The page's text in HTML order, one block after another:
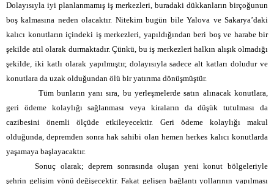
Dolayısıyla iyi planlanmamış iş merkezleri, buradaki dükkanların birçoğunun
boş kalmasına neden olacaktır. Nitekim bugün bile Yalova ve Sakarya’daki
kalıcı konutların içindeki iş merkezleri, yapıldığından beri boş ve harabe bir
şekilde atıl olarak durmaktadır. Çünkü, bu iş merkezleri halkın alışık olmadığı
şekilde, iki katlı olarak yapılmıştır, dolayısıyla sadece alt katları doludur ve
konutlara da uzak olduğundan ölü bir yatırıma dönüşmüştür.
Tüm bunların yanı sıra, bu yerleşmelerde satın alınacak konutlara,
geri ödeme kolaylığı sağlanması veya kiraların da düşük tutulması da
cazibesini önemli ölçüde etkileyecektir. Geri ödeme kolaylığı makul
olduğunda, depremden sonra hak sahibi olan hemen herkes kalıcı konutlarda
yaşamaya başlayacaktır.
Sonuç olarak; deprem sonrasında oluşan yeni konut bölgeleriyle
şehrin gelişim yönü değişecektir. Fakat gelişen bağlantı yollarının yapılması